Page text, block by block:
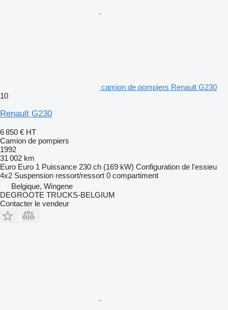
camion de pompiers Renault G230
10
Renault G230
6 850 € HT
Camion de pompiers
1992
31 002 km
Euro Euro 1 Puissance 230 ch (169 kW) Configuration de l'essieu
4x2 Suspension ressort/ressort 0 compartiment
Belgique, Wingene
DEGROOTE TRUCKS-BELGIUM
Contacter le vendeur